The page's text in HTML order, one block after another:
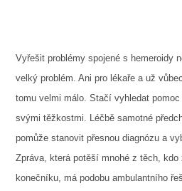
Vyřešit problémy spojené s hemeroidy
velký problém. Ani pro lékaře a už
tomu velmi málo. Stačí vyhledat
svými těžkostmi. Léčbě samotné
pomůže stanovit přesnou diagnózu a
Zpráva, která potěší mnohé z těch,
konečníku, má podobu ambulantního